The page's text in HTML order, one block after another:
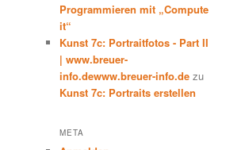
Programmieren mit „Compute
it“
Kunst 7c: Portraitfotos - Part II
| www.breuer-
info.dewww.breuer-info.de zu
Kunst 7c: Portraits erstellen
META